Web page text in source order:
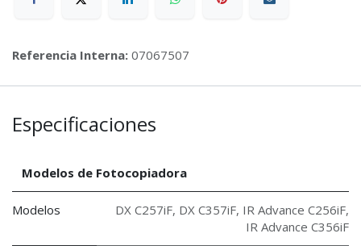
Referencia Interna: 07067507
Especificaciones
Modelos de Fotocopiadora
Modelos DX C257iF, DX C357iF, IR Advance C256iF,
IR Advance C356iF